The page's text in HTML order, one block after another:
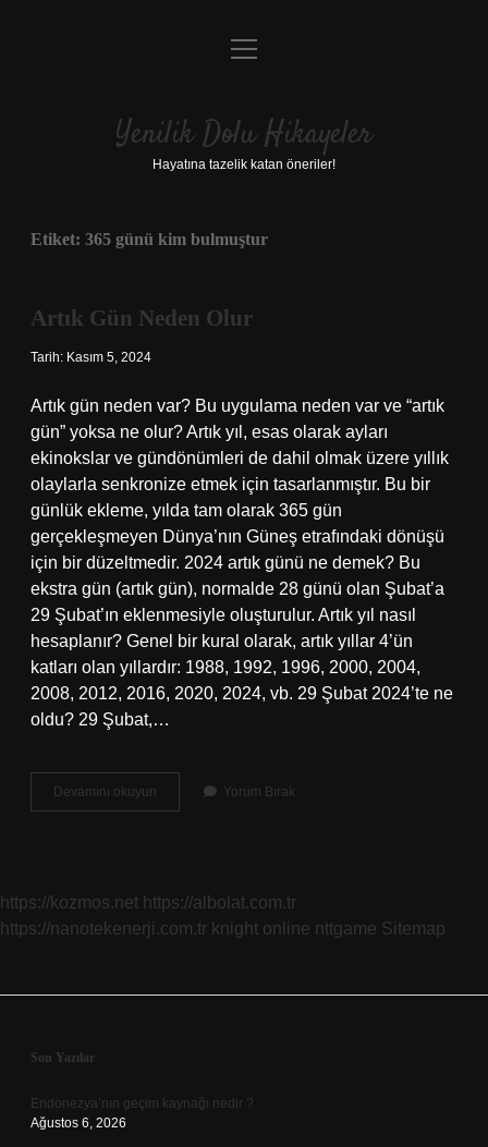
Anasayfa
Yasal Uyarı
menüyü
Yenilik Dolu Hikayeler
Hayatına tazelik katan öneriler!
Etiket: 365 günü kim bulmuştur
Artık Gün Neden Olur
Tarih: Kasım 5, 2024
Artık gün neden var? Bu uygulama neden var ve “artık
gün” yoksa ne olur? Artık yıl, esas olarak ayları
ekinokslar ve gündönümleri de dahil olmak üzere yıllık
olaylarla senkronize etmek için tasarlanmıştır. Bu bir
günlük ekleme, yılda tam olarak 365 gün
gerçekleşmeyen Dünya’nın Güneş etrafındaki dönüşü
için bir düzeltmedir. 2024 artık günü ne demek? Bu
ekstra gün (artık gün), normalde 28 günü olan Şubat’a
29 Şubat’ın eklenmesiyle oluşturulur. Artık yıl nasıl
hesaplanır? Genel bir kural olarak, artık yıllar 4’ün
katları olan yıllardır: 1988, 1992, 1996, 2000, 2004,
2008, 2012, 2016, 2020, 2024, vb. 29 Şubat 2024’te ne
oldu? 29 Şubat,…
Devamını okuyun
Gün
Yorum Bırak
https://kozmos.net https://albolat.com.tr
https://nanotekenerji.com.tr knight online nttgame Sitemap
Sidebar
Son Yazılar
Endonezya’nın geçim kaynağı nedir ?
Ağustos 6, 2026